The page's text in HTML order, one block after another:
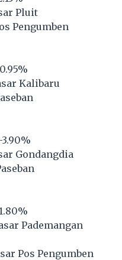
Pluit
Pengumben
Kalibaru
Gondangdia
Pademangan
Pos Pengumben